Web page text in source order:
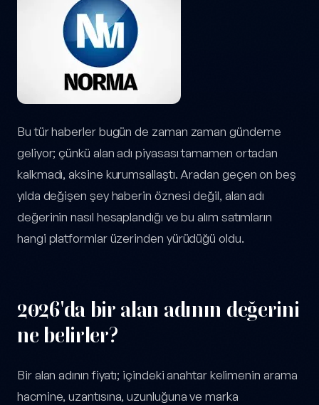
Bu tür haberler bugün de zaman zaman gündeme
geliyor; çünkü alan adı piyasası tamamen ortadan
kalkmadı, aksine kurumsallaştı. Aradan geçen on beş
yılda değişen şey haberin öznesi değil, alan adı
değerinin nasıl hesaplandığı ve bu alım satımların
hangi platformlar üzerinden yürüdüğü oldu.
2026'da bir alan adının değerini
ne belirler?
Bir alan adının fiyatı; içindeki anahtar kelimenin arama
hacmine, uzantısına, uzunluğuna ve marka